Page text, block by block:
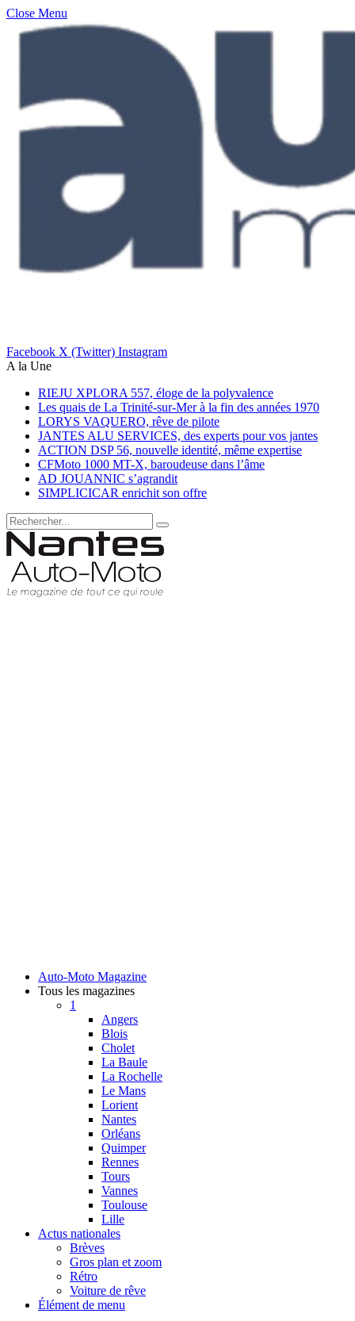
Close Menu
Facebook X (Twitter) Instagram
A la Une
RIEJU XPLORA 557, éloge de la polyvalence
Les quais de La Trinité-sur-Mer à la fin des années 1970
LORYS VAQUERO, rêve de pilote
JANTES ALU SERVICES, des experts pour vos jantes
ACTION DSP 56, nouvelle identité, même expertise
CFMoto 1000 MT-X, baroudeuse dans l’âme
AD JOUANNIC s’agrandit
SIMPLICICAR enrichit son offre
Auto-Moto Magazine
Tous les magazines
1
Angers
Blois
Cholet
La Baule
La Rochelle
Le Mans
Lorient
Nantes
Orléans
Quimper
Rennes
Tours
Vannes
Toulouse
Lille
Actus nationales
Brèves
Gros plan et zoom
Rétro
Voiture de rêve
Élément de menu